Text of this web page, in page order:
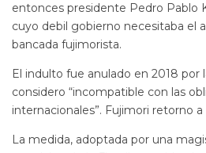
entonces presidente Pedro Pablo
cuyo debil gobierno necesitaba el
bancada fujimorista.
El indulto fue anulado en 2018 por
considero “incompatible con las
internacionales”. Fujimori retorno a
La medida, adoptada por una